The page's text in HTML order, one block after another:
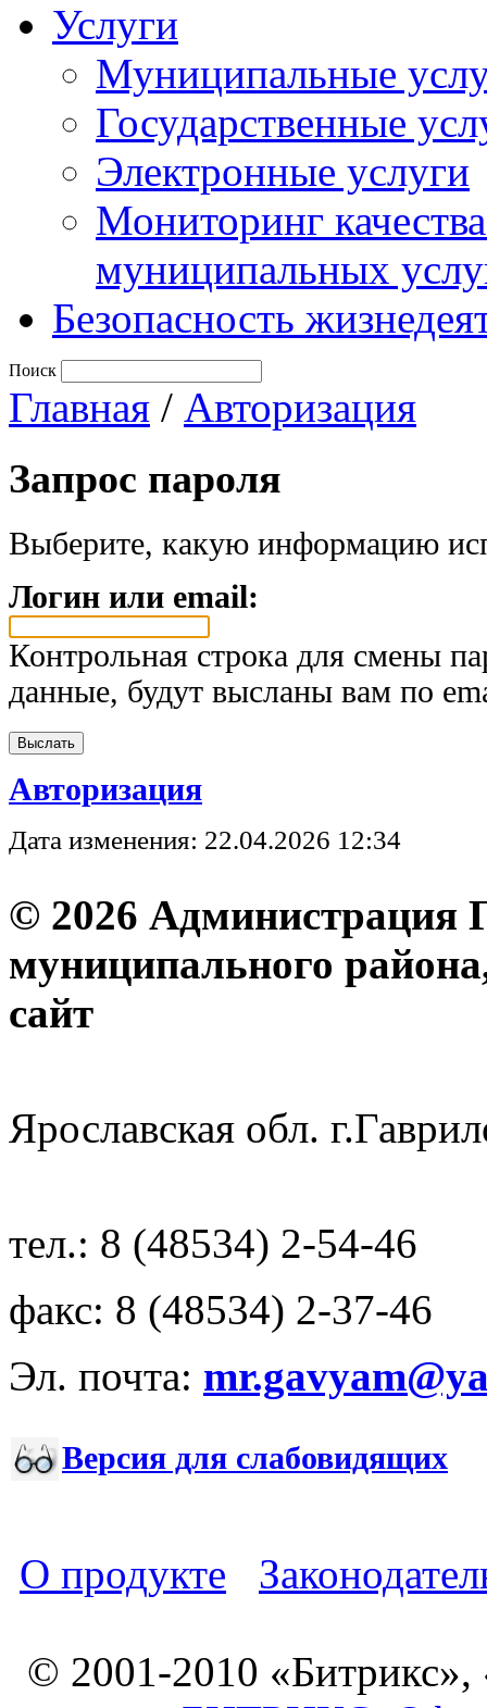
Услуги
Муниципальные
Государственные
Электронные услуги
Мониторинг
муниципальных
Безопасность
Поиск
Главная / Авторизация
Запрос пароля
Выберите, какую информацию
Логин или email:
Контрольная строка для смены
данные, будут высланы вам по
Авторизация
Дата изменения: 22.04.2026 12:34
© 2026 Администрация
муниципального
Ярославская обл.
тел.: 8 (48534) 2-54-46
факс: 8 (48534) 2-37-46
Эл. почта:
Версия для слабовидящих
О продукте
© 2001-2010 «Битрикс»,